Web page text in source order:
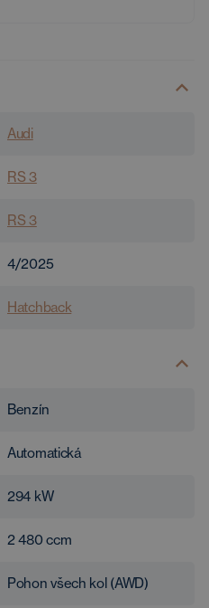
Audi
RS 3
RS 3
4/2025
Hatchback
Benzín
Automatická
294 kW
2 480 ccm
Pohon všech kol (AWD)